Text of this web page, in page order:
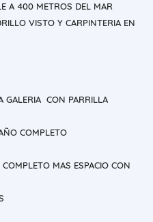
A 400 METROS DEL MAR
VISTO Y CARPINTERIA EN
GALERIA CON PARRILLA
COMPLETO
MAS ESPACIO CON